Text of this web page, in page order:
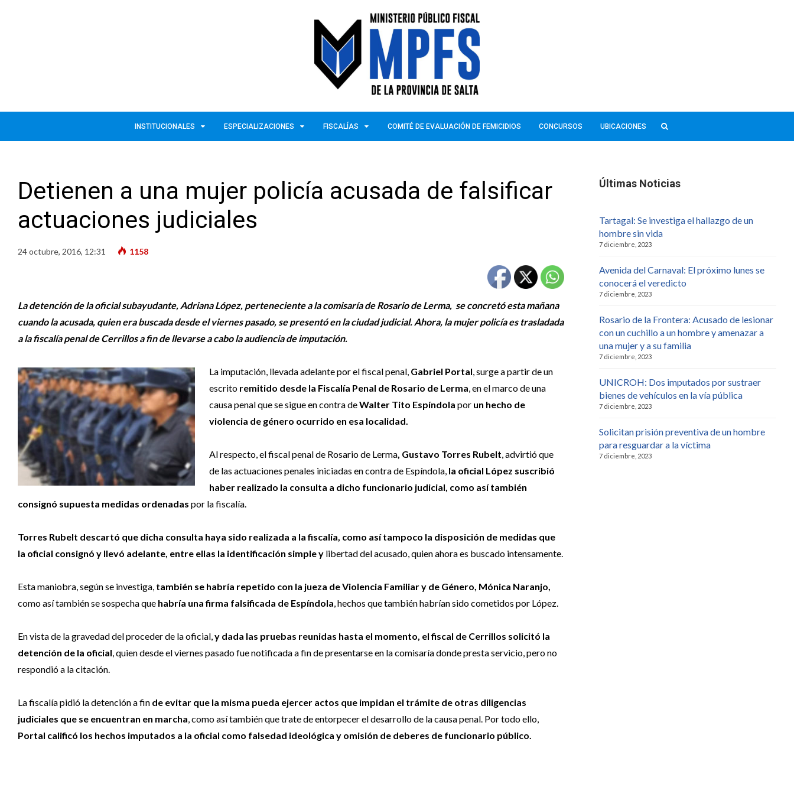
INSTITUCIONALES ESPECIALIZACIONES FISCALÍAS COMITÉ DE EVALUACIÓN DE FEMICIDIOS CONCURSOS UBICACIONES
Detienen a una mujer policía acusada de falsificar
actuaciones judiciales
24 octubre, 2016, 12:31 1158
La detención de la oficial subayudante, Adriana López, perteneciente a la comisaría de Rosario de Lerma, se concretó esta mañana
cuando la acusada, quien era buscada desde el viernes pasado, se presentó en la ciudad judicial. Ahora, la mujer policía es trasladada
a la fiscalía penal de Cerrillos a fin de llevarse a cabo la audiencia de imputación.
La imputación, llevada adelante por el fiscal penal, Gabriel Portal , surge a partir de un
escrito remitido desde la Fiscalía Penal de Rosario de Lerma , en el marco de una
causa penal que se sigue en contra deWalter Tito Espíndola por un hecho de
violencia de género ocurrido en esa localidad.
Al respecto, el fiscal penal de Rosario de Lerma , Gustavo Torres Rubelt , advirtió que
de las actuaciones penales iniciadas en contra de Espíndola, la oficial López suscribió
haber realizado la consulta a dicho funcionario judicial, como así también
consignó supuesta medidas ordenadas por la fiscalía.
Torres Rubelt descartó que dicha consulta haya sido realizada a la fiscalía, como así tampoco la disposición de medidas que
la oficial consignó y llevó adelante, entre ellas la identificación simple y libertad del acusado, quien ahora es buscado intensamente.
Esta maniobra, según se investiga, también se habría repetido con la jueza de Violencia Familiar y de Género, Mónica Naranjo,
como así también se sospecha que habría una firma falsificada de Espíndola , hechos que también habrían sido cometidos por López.
En vista de la gravedad del proceder de la oficial, y dada las pruebas reunidas hasta el momento, el fiscal de Cerrillos solicitó la
detención de la oficial , quien desde el viernes pasado fue notificada a fin de presentarse en la comisaría donde presta servicio, pero no
respondió a la citación.
La fiscalía pidió la detención a fin de evitar que la misma pueda ejercer actos que impidan el trámite de otras diligencias
judiciales que se encuentran en marcha , como así también que trate de entorpecer el desarrollo de la causa penal. Por todo ello,
Portal calificó los hechos imputados a la oficial como falsedad ideológica y omisión de deberes de funcionario público.
Últimas Noticias
Tartagal: Se investiga el hallazgo de un
hombre sin vida
7 diciembre, 2023
Avenida del Carnaval: El próximo lunes se
conocerá el veredicto
7 diciembre, 2023
Rosario de la Frontera: Acusado de lesionar
con un cuchillo a un hombre y amenazar a
una mujer y a su familia
7 diciembre, 2023
UNICROH: Dos imputados por sustraer
bienes de vehículos en la vía pública
7 diciembre, 2023
Solicitan prisión preventiva de un hombre
para resguardar a la víctima
7 diciembre, 2023